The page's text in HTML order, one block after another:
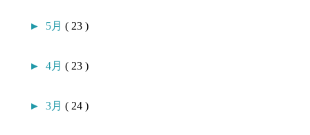
► 5月( 23 )
►4月( 23 )
►3月( 24 )